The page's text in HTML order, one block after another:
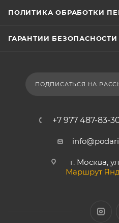
ПОЛИТИКА ОБРАБОТКИ
ГАРАНТИИ
ПОДПИСАТЬСЯ НА
+7 977 487-83-
г. Москва,
Маршрут